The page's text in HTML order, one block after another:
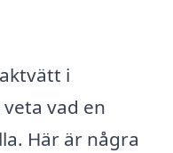
i
vad en
Här är några